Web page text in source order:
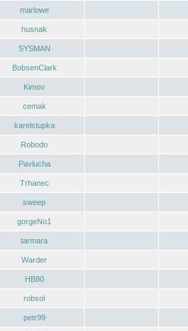
marlowe
husnak
SYSMAN
BobsenClark
Kimov
cemak
karelstupka
Robodo
Pavlucha
Trhanec
sweep
gorgeNo1
tarmara
Warder
HB80
robsol
petr99